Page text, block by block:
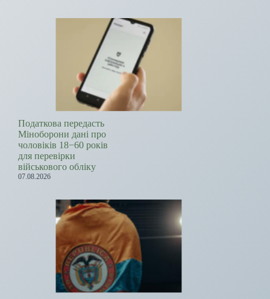
Податкова передасть
Міноборони дані про
чоловіків 18−60 років
для перевірки
військового обліку
07.08.2026